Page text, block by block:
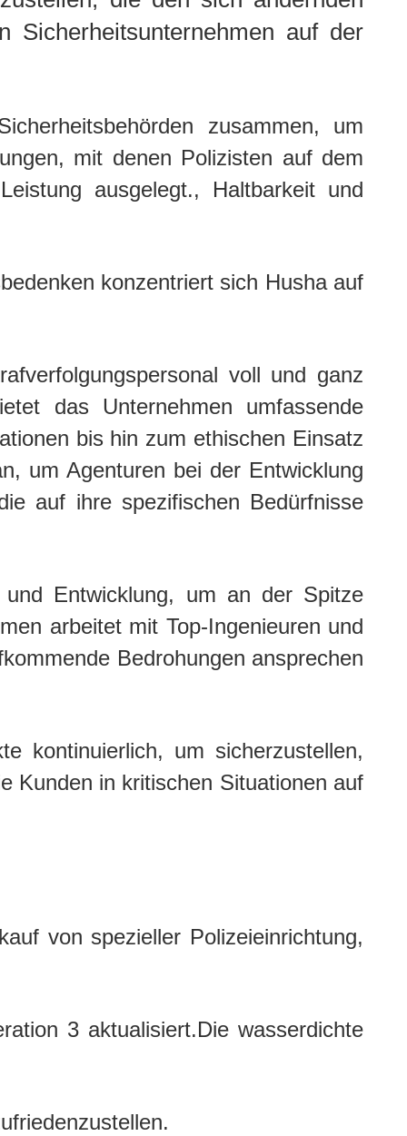
Sicherheitsunternehmen auf der
zusammen, um
mit denen Polizisten auf dem
ausgelegt., Haltbarkeit und
konzentriert sich Husha auf
voll und ganz
das Unternehmen umfassende
bis hin zum ethischen Einsatz
um Agenturen bei der Entwicklung
auf ihre spezifischen Bedürfnisse
Entwicklung, um an der Spitze
arbeitet mit Top-Ingenieuren und
Bedrohungen ansprechen
kontinuierlich, um sicherzustellen,
Kunden in kritischen Situationen auf
von spezieller Polizeieinrichtung,
3 aktualisiert.Die wasserdichte